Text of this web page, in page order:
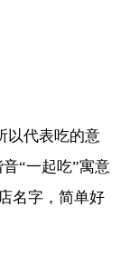
以代表吃的意
“一起吃”寓意
名字，简单好